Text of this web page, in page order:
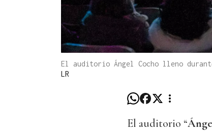
El auditorio Ángel Cocho lleno
LR
El auditorio “